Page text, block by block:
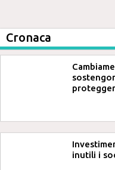
Cronaca
inutili i